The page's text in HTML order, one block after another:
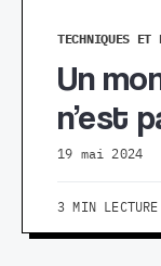
TECHNIQUES ET
Un
n’est
19 mai 2024
3 MIN LECTURE